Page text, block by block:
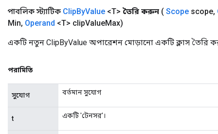
পাবলিক স্ট্যাটিক ClipByValue <T> তৈরি করুন ( Scope scope,
Min, Operand <T> clipValueMax)
একটি নতুন ClipByValue অপারেশন মোড়ানো একটি ক্লাস তৈরি
পরামিতি
সুযোগ বর্তমান সুযোগ
t একটি 'টেনসর'।